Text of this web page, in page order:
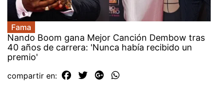
Fama
Nando Boom gana Mejor Canción Dembow tras
40 años de carrera: 'Nunca había recibido un
premio'
compartir en: